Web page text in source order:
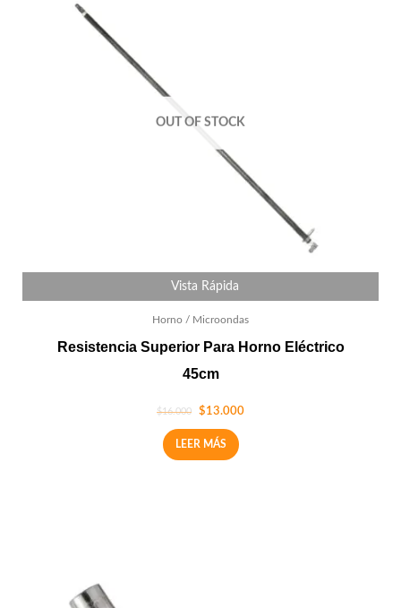
OUT OF STOCK
Vista Rápida
Horno / Microondas
Resistencia Superior Para Horno Eléctrico
45cm
$16.000 $13.000
LEER MÁS